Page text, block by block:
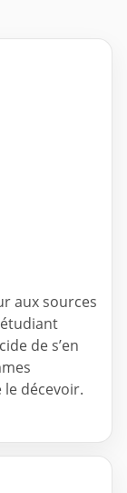
aux sources
de s’en
le décevoir.